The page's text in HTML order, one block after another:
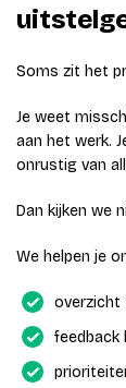
Soms zit het
Je weet
aan het werk.
onrustig van
Dan kijken we
We helpen je
overzicht
feedback